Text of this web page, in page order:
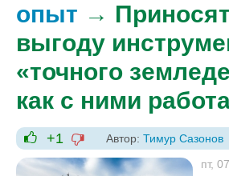
опыт →
выгоду
«точного
как с ними
+1
+1
-1
Автор: Тимур Сазонов
пт,